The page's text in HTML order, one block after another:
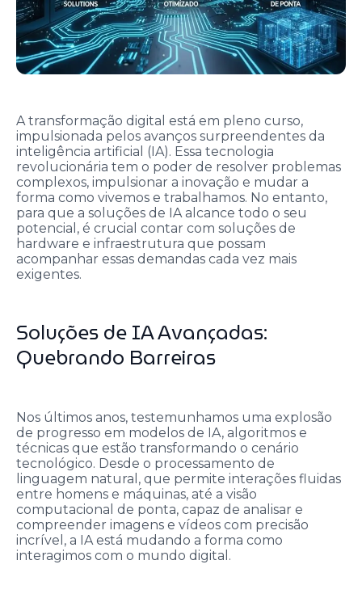
A transformação digital está em pleno curso,
impulsionada pelos avanços surpreendentes da
inteligência artificial (IA). Essa tecnologia
revolucionária tem o poder de resolver problemas
complexos, impulsionar a inovação e mudar a
forma como vivemos e trabalhamos. No entanto,
para que a soluções de IA alcance todo o seu
potencial, é crucial contar com soluções de
hardware e infraestrutura que possam
acompanhar essas demandas cada vez mais
exigentes.
Soluções de IA Avançadas:
Quebrando Barreiras
Nos últimos anos, testemunhamos uma explosão
de progresso em modelos de IA, algoritmos e
técnicas que estão transformando o cenário
tecnológico. Desde o processamento de
linguagem natural, que permite interações fluidas
entre homens e máquinas, até a visão
computacional de ponta, capaz de analisar e
compreender imagens e vídeos com precisão
incrível, a IA está mudando a forma como
interagimos com o mundo digital.